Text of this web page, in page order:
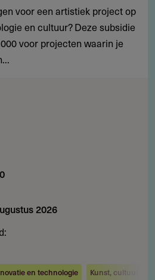
voor een artistiek project op
en cultuur? Deze subsidie
voor projecten waarin je
2026
en technologie Kunst, cultuur en